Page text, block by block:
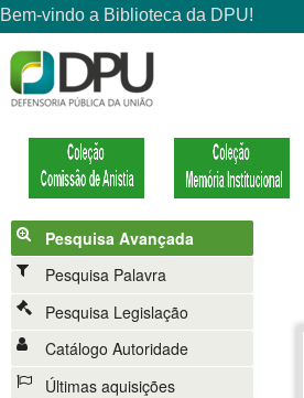
Pesquisa Avançada
Pesquisa Palavra
Pesquisa Legislação
Catálogo Autoridade
Últimas aquisições